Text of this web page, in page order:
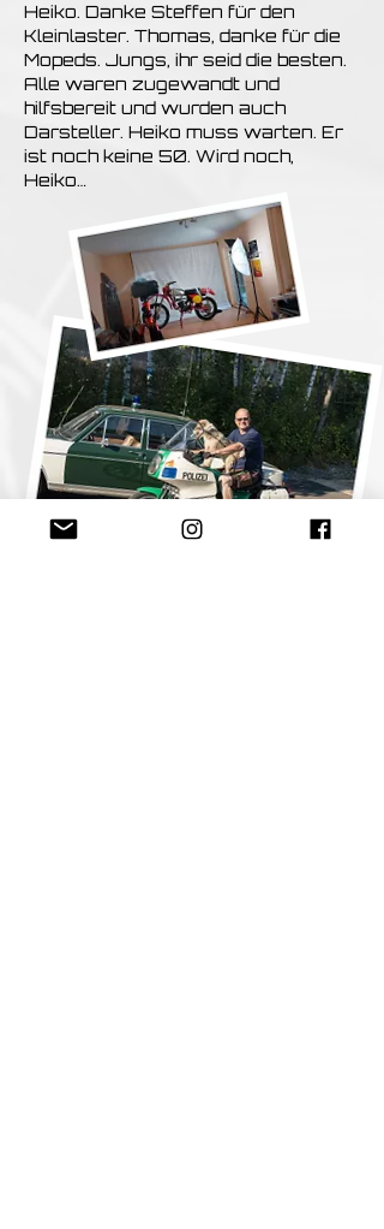
Heiko. Danke Steffen für den
Kleinlaster. Thomas, danke für die
Mopeds. Jungs, ihr seid die besten.
Alle waren zugewandt und
hilfsbereit und wurden auch
Darsteller. Heiko muss warten. Er
ist noch keine 50. Wird noch,
Heiko…